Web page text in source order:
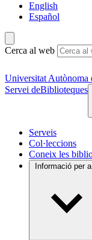
English
Español
Cerca al web
Universitat Autònoma
Servei deBiblioteques
Serveis
Col·leccions
Coneix les
Informació per